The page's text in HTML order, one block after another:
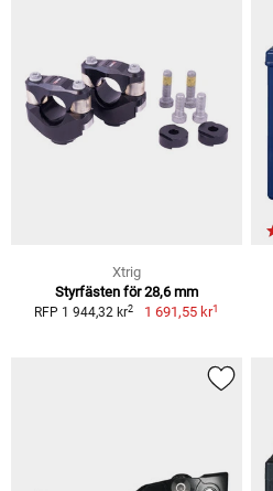
Xtrig
Styrfästen för 28,6 mm
RFP 1 944,32 kr2 1 691,55 kr1